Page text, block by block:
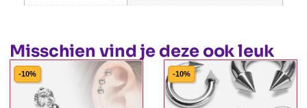
Misschien vind je deze ook leuk
-10% -10%